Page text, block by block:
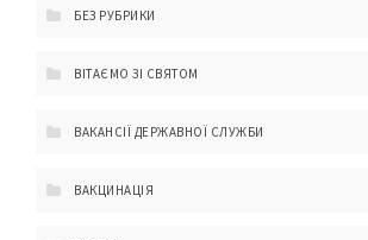
БЕЗ РУБРИКИ
ВІТАЄМО ЗІ СВЯТОМ
ВАКАНСІЇ ДЕРЖАВНОЇ СЛУЖБИ
ВАКЦИНАЦІЯ